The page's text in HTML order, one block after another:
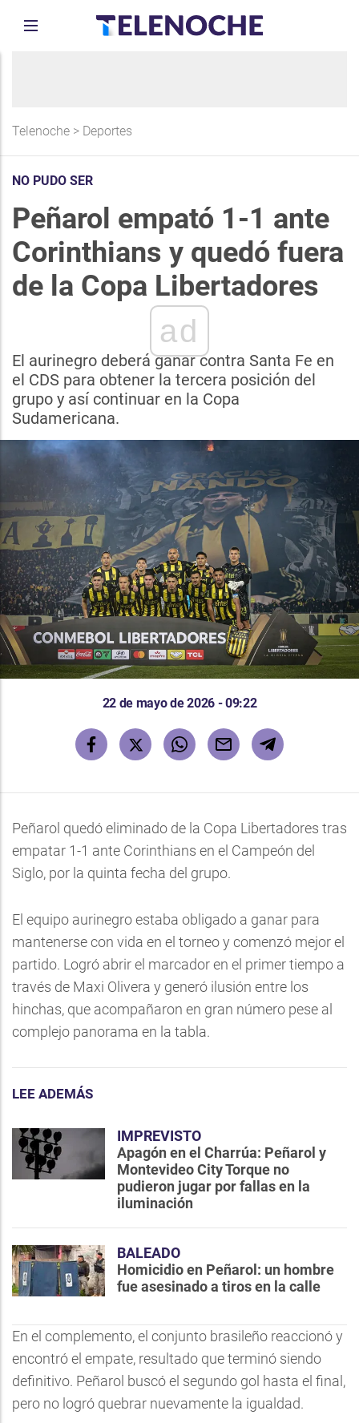
Telenoche > Deportes
NO PUDO SER
Peñarol empató 1-1 ante
Corinthians y quedó fuera
de la Copa Libertadores
ad
El aurinegro deberá ganar contra Santa Fe en
el CDS para obtener la tercera posición del
grupo y así continuar en la Copa
Sudamericana.
22 de mayo de 2026 - 09:22
Peñarol quedó eliminado de la Copa Libertadores tras
empatar 1-1 ante Corinthians en el Campeón del
Siglo, por la quinta fecha del grupo.
El equipo aurinegro estaba obligado a ganar para
mantenerse con vida en el torneo y comenzó mejor el
partido. Logró abrir el marcador en el primer tiempo a
través de Maxi Olivera y generó ilusión entre los
hinchas, que acompañaron en gran número pese al
complejo panorama en la tabla.
LEE ADEMÁS
IMPREVISTO
Apagón en el Charrúa: Peñarol y
Montevideo City Torque no
pudieron jugar por fallas en la
iluminación
BALEADO
Homicidio en Peñarol: un hombre
fue asesinado a tiros en la calle
En el complemento, el conjunto brasileño reaccionó y
encontró el empate, resultado que terminó siendo
definitivo. Peñarol buscó el segundo gol hasta el final,
pero no logró quebrar nuevamente la igualdad.